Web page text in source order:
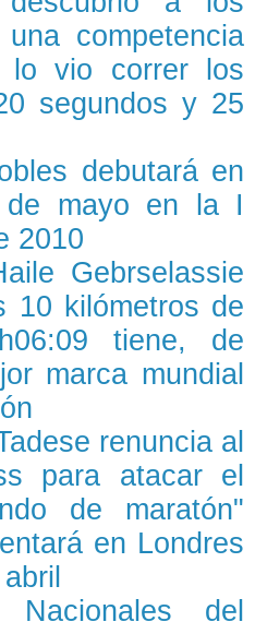
competencia
lo vio correr los
segundos y 25
debutará en
de mayo en la I
2010
Gebrselassie
10 kilómetros de
tiene, de
marca mundial
renuncia al
para atacar el
de maratón"
en Londres
del